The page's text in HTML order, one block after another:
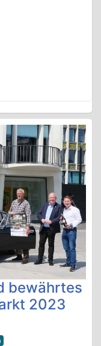
bewährtes
2023